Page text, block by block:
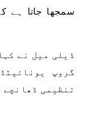
ڈیلی میل نے
گروپ
تنظیمی